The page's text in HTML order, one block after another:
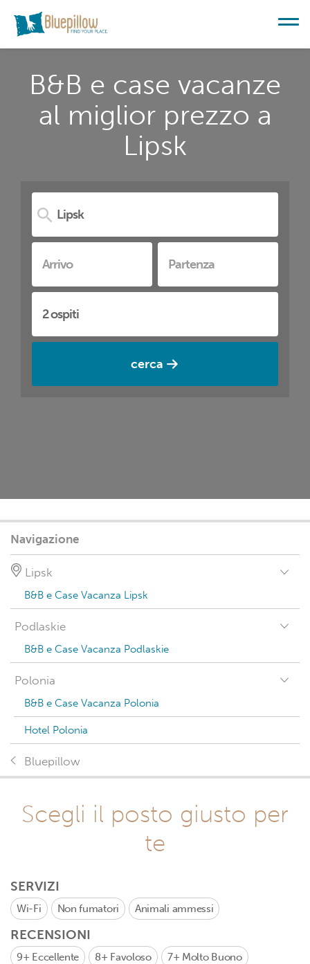
B&B e case vacanze
al miglior prezzo a
Lipsk
cerca
Navigazione
Lipsk
B&B e Case Vacanza Lipsk
Podlaskie
B&B e Case Vacanza Podlaskie
Polonia
B&B e Case Vacanza Polonia
Hotel Polonia
Bluepillow
Scegli il posto giusto per
te
SERVIZI
Wi-Fi Non fumatori Animali ammessi
RECENSIONI
9+ Eccellente 8+ Favoloso 7+ Molto Buono